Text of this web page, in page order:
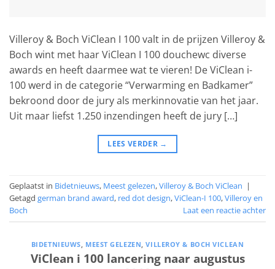
Villeroy & Boch ViClean I 100 valt in de prijzen Villeroy &
Boch wint met haar ViClean I 100 douchewc diverse
awards en heeft daarmee wat te vieren! De ViClean i-
100 werd in de categorie “Verwarming en Badkamer”
bekroond door de jury als merkinnovatie van het jaar.
Uit maar liefst 1.250 inzendingen heeft de jury […]
LEES VERDER →
Geplaatst in Bidetnieuws, Meest gelezen,Villeroy & Boch ViClean |
Getagd german brand award, red dot design,ViClean-I 100,Villeroy en
Boch
Laat een reactie achter
BIDETNIEUWS MEEST GELEZEN ,VILLEROY & BOCH VICLEAN
ViClean i 100 lancering naar augustus